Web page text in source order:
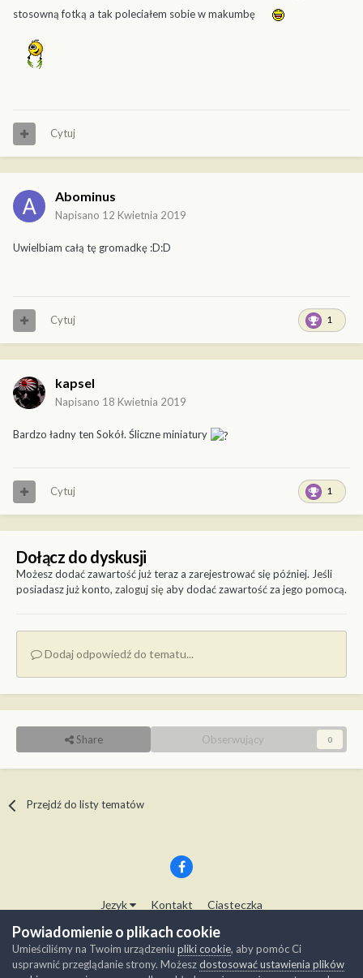
stosowną fotką a tak poleciałem sobie w makumbę
Cytuj
Abominus
Napisano 12 Kwietnia 2019
Uwielbiam całą tę gromadkę :D:D
1
Cytuj
kapsel
Napisano 18 Kwietnia 2019
Bardzo ładny ten Sokół. Śliczne miniatury
1
Cytuj
Dołącz do dyskusji
Możesz dodać zawartość już teraz a zarejestrować się później. Jeśli
posiadasz już konto, zaloguj sięaby dodać zawartość za jego pomocą.
Dodaj odpowiedź do tematu...
Share Obserwujący 0
Przejdź do listy tematów
Język Kontakt Ciasteczka
Copyright © Modelwork.pl
Powered by Invision Community
Powiadomienie o plikach cookie
Umieściliśmy na Twoim urządzeniu pliki cookie, aby pomóc Ci
usprawnić przeglądanie strony. Możeszdostosować ustawienia plików